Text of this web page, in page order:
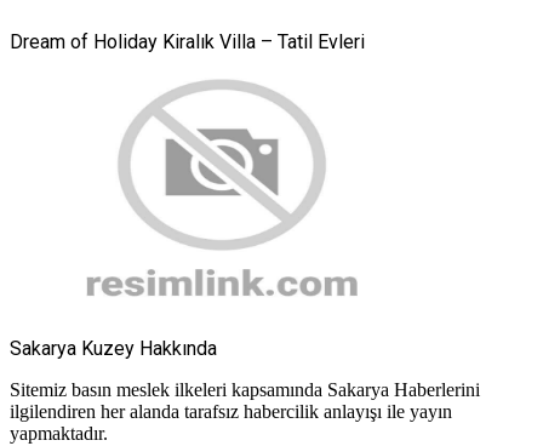
Dream of Holiday Kiralık Villa – Tatil Evleri
Sakarya Kuzey Hakkında
Sitemiz basın meslek ilkeleri kapsamında Sakarya Haberlerini
ilgilendiren her alanda tarafsız habercilik anlayışı ile yayın
yapmaktadır.